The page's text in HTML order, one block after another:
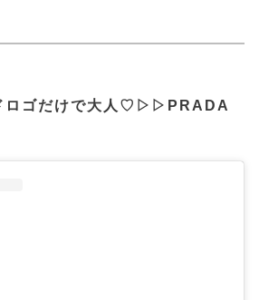
ロゴだけで大人♡▷▷PRADA